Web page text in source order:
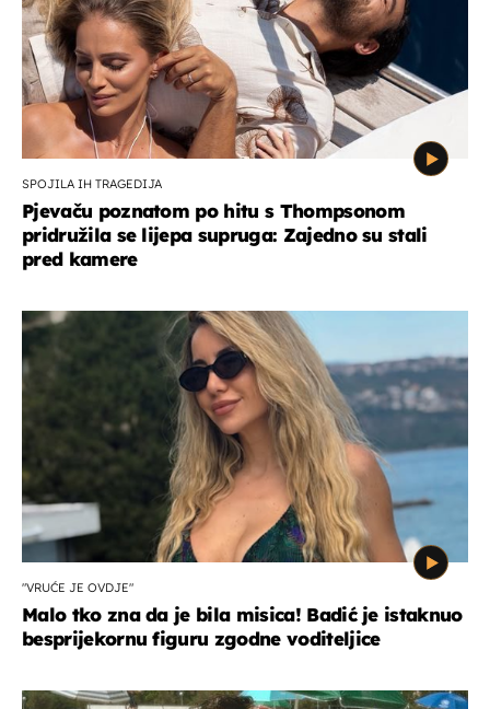
SPOJILA IH TRAGEDIJA
Pjevaču poznatom po hitu s Thompsonom
pridružila se lijepa supruga: Zajedno su stali
pred kamere
"VRUĆE JE OVDJE"
Malo tko zna da je bila misica! Badić je istaknuo
besprijekornu figuru zgodne voditeljice